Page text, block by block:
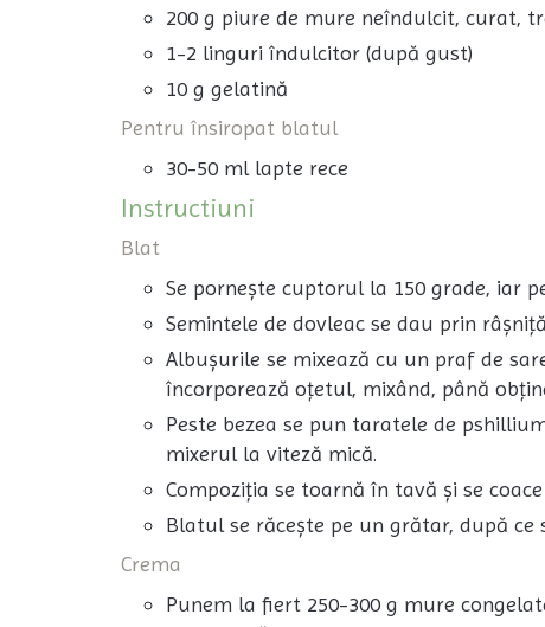
200 g piure de mure neîndulcit, curat,
1-2 linguri îndulcitor (după gust)
10 g gelatină
Pentru însiropat blatul
30-50 ml lapte rece
Instructiuni
Blat
Se pornește cuptorul la 150 grade, iar
Semintele de dovleac se dau prin
Albușurile se mixează cu un praf de
încorporează oțetul, mixând, până
Peste bezea se pun taratele de
mixerul la viteză mică.
Compoziția se toarnă în tavă și se
Blatul se răcește pe un grătar, după ce
Crema
Punem la fiert 250-300 g mure